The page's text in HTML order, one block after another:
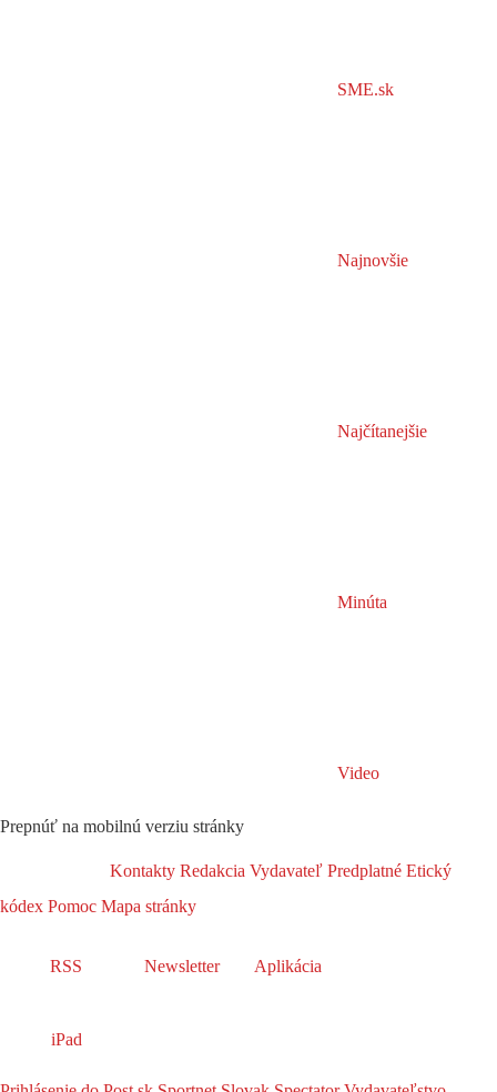
SME.sk
Najnovšie
Najčítanejšie
Minúta
Video
Prepnúť na mobilnú verziu stránky
Kontakty Redakcia Vydavateľ Predplatné Etický
kódex Pomoc Mapa stránky
RSS Newsletter Aplikácia
iPad